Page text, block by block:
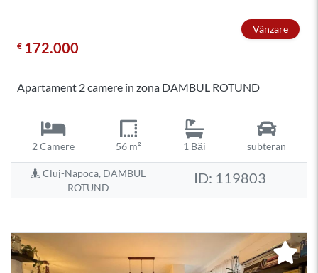
Vânzare
€ 172.000
Apartament 2 camere în zona DAMBUL ROTUND
2 Camere 56 m² 1 Băi subteran
Cluj-Napoca, DAMBUL
ROTUND
ID: 119803